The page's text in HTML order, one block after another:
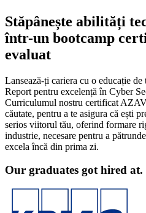
Stăpânește abilități
într-un bootcamp
evaluat
Lansează-ți cariera cu o educație
Report pentru excelență în Cyber
Curriculumul nostru certificat
căutate, pentru a te asigura că ești
serios viitorul tău, oferind formare
industrie, necesare pentru a
excela încă din prima zi.
Our graduates got hired at.